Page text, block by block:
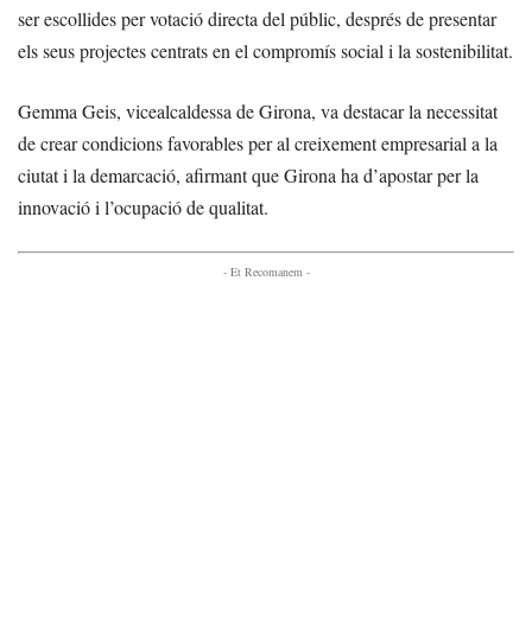
ser escollides per votació directa del públic, després de presentar
els seus projectes centrats en el compromís social i la sostenibilitat.
Gemma Geis, vicealcaldessa de Girona, va destacar la necessitat
de crear condicions favorables per al creixement empresarial a la
ciutat i la demarcació, afirmant que Girona ha d’apostar per la
innovació i l’ocupació de qualitat.
- Et Recomanem -